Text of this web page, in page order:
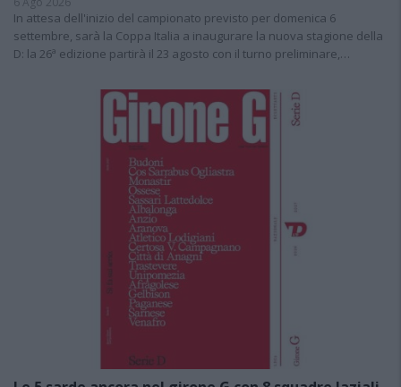
In attesa dell'inizio del campionato previsto per domenica 6
settembre, sarà la Coppa Italia a inaugurare la nuova stagione della
D: la 26ª edizione partirà il 23 agosto con il turno preliminare,…